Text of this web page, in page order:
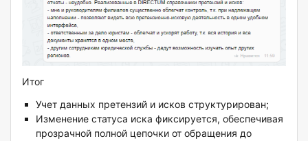
Итог
Учет данных претензий и исков структурирован;
Изменение статуса иска фиксируется, обеспечивая
прозрачной полной цепочки от обращения до